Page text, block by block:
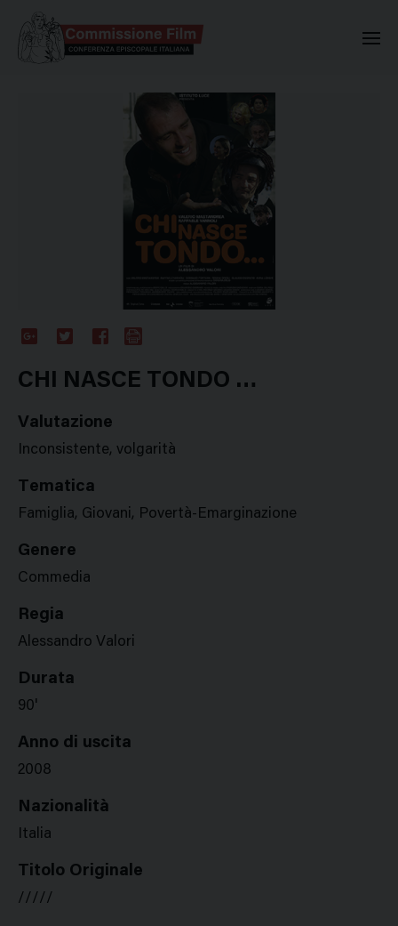
Plus
CHI NASCE TONDO …
Valutazione
Inconsistente, volgarità
Tematica
Famiglia, Giovani, Povertà-Emarginazione
Genere
Commedia
Regia
Alessandro Valori
Durata
90'
Anno di uscita
2008
Nazionalità
Italia
Titolo Originale
/////